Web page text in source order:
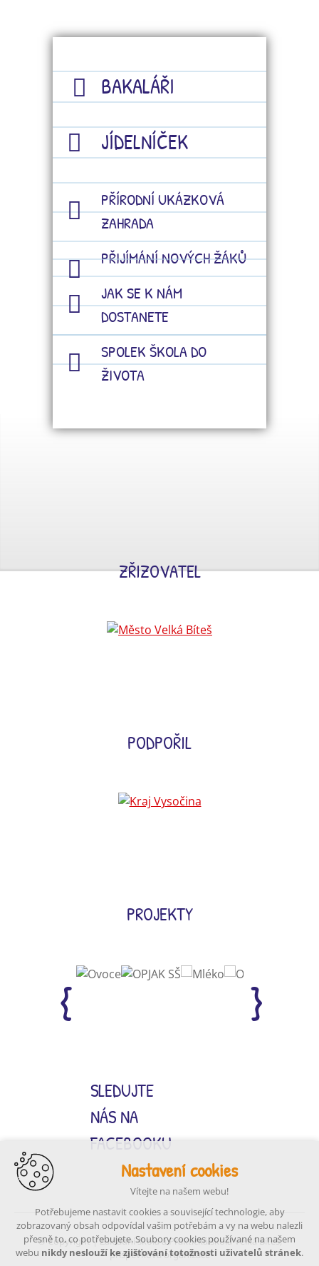
BAKALÁŘI
JÍDELNÍČEK
PŘÍRODNÍ UKÁZKOVÁ
ZAHRADA
PŘIJÍMÁNÍ NOVÝCH ŽÁKŮ
JAK SE K NÁM
DOSTANETE
SPOLEK ŠKOLA DO
ŽIVOTA
ZŘIZOVATEL
PODPOŘIL
PROJEKTY
SLEDUJTE
NÁS NA
FACEBOOKU
© Copyright | Základní škola a Praktická škola Velká Bíteš,
příspěvková organizace
Nastavení cookies
Vítejte na našem webu!
Potřebujeme nastavit cookies a související technologie, aby
zobrazovaný obsah odpovídal vašim potřebám a vy na webu nalezli
přesně to, co potřebujete. Soubory cookies používané na našem
webu nikdy neslouží ke zjišťování totožnosti uživatelů stránek.